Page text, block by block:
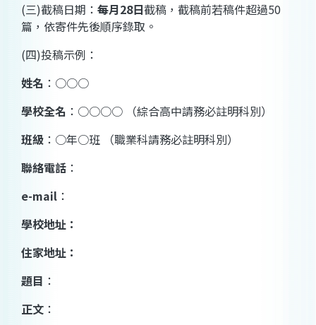
(三)截稿日期： 每月28日截稿，截稿前若稿件超過50
篇，依寄件先後順序錄取。
(四)投稿示例：
姓名 ：○○○
學校全名 ：○○○○ （綜合高中請務必註明科別）
班級 ：○年○班 （職業科請務必註明科別）
聯絡電話 ：
e-mail ：
學校地址：
住家地址：
題目 ：
正文 ：